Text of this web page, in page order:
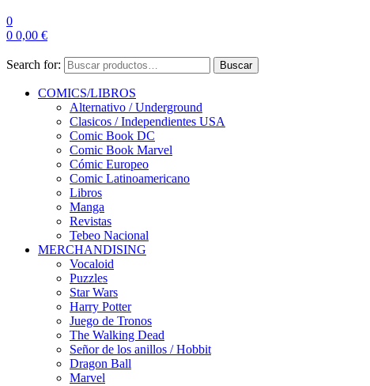
0
0 0,00 €
Search for: Buscar
COMICS/LIBROS
Alternativo / Underground
Clasicos / Independientes USA
Comic Book DC
Comic Book Marvel
Cómic Europeo
Comic Latinoamericano
Libros
Manga
Revistas
Tebeo Nacional
MERCHANDISING
Vocaloid
Puzzles
Star Wars
Harry Potter
Juego de Tronos
The Walking Dead
Señor de los anillos / Hobbit
Dragon Ball
Marvel